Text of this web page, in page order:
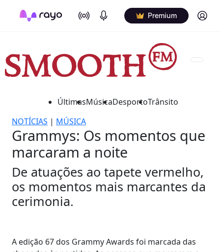
On Air Podcasts Premium Log in
ÚltimasMúsicaDesportoTrânsito
NOTÍCIAS | MÚSICA
Grammys: Os momentos que
marcaram a noite
De atuações ao tapete vermelho,
os momentos mais marcantes da
cerimonia.
A edição 67 dos Grammy Awards foi marcada das